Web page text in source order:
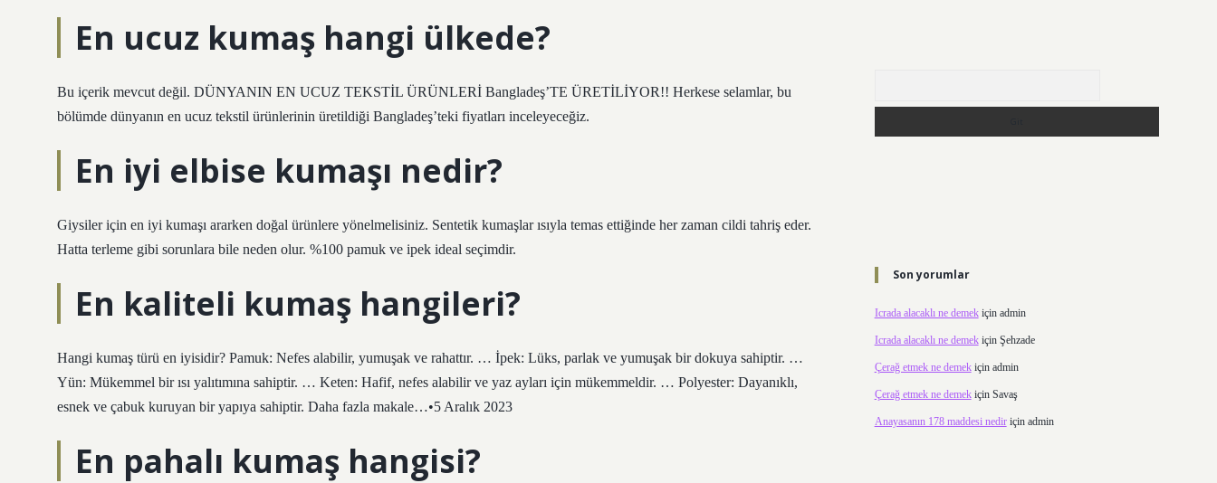
En ucuz kumaş hangi ülkede?
Bu içerik mevcut değil. DÜNYANIN EN UCUZ TEKSTİL ÜRÜNLERİ Bangladeş’TE ÜRETİLİYOR!! Herkese selamlar, bu
bölümde dünyanın en ucuz tekstil ürünlerinin üretildiği Bangladeş’teki fiyatları inceleyeceğiz.
En iyi elbise kumaşı nedir?
Giysiler için en iyi kumaşı ararken doğal ürünlere yönelmelisiniz. Sentetik kumaşlar ısıyla temas ettiğinde her zaman cildi tahriş eder.
Hatta terleme gibi sorunlara bile neden olur. %100 pamuk ve ipek ideal seçimdir.
En kaliteli kumaş hangileri?
Hangi kumaş türü en iyisidir? Pamuk: Nefes alabilir, yumuşak ve rahattır. … İpek: Lüks, parlak ve yumuşak bir dokuya sahiptir. …
Yün: Mükemmel bir ısı yalıtımına sahiptir. … Keten: Hafif, nefes alabilir ve yaz ayları için mükemmeldir. … Polyester: Dayanıklı,
esnek ve çabuk kuruyan bir yapıya sahiptir. Daha fazla makale…•5 Aralık 2023
En pahalı kumaş hangisi?
Son yorumlar
Icrada alacaklı ne demekiçin admin
Icrada alacaklı ne demekiçin Şehzade
Çerağ etmek ne demekiçin admin
Çerağ etmek ne demekiçin Savaş
Anayasanın 178 maddesi nediriçin admin